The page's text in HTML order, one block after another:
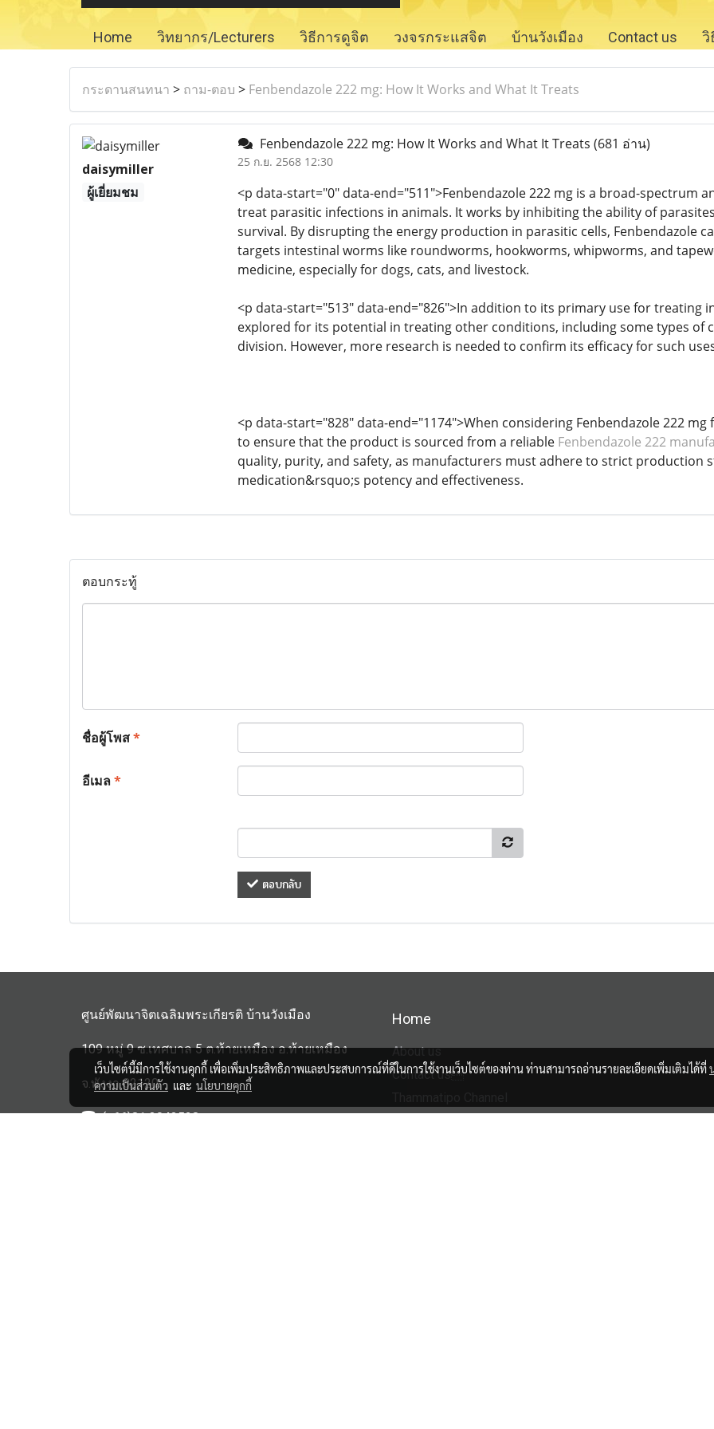
Home วิทยากร/Lecturers วิธีการดูจิต วงจรกระแสจิต บ้านวังเมือง Contact us วิ
กระดานสนทนา > ถาม-ตอบ > Fenbendazole 222 mg: How It Works and What It Treats
daisymiller
ผู้เยี่ยมชม
Fenbendazole 222 mg: How It Works and What It Treats (681 อ่าน)
25 ก.ย. 2568 12:30
<p data-start="0" data-end="511">Fenbendazole 222 mg is a broad-spectrum
treat parasitic infections in animals. It works by inhibiting the ability of
survival. By disrupting the energy production in parasitic cells, Fenbendazole
targets intestinal worms like roundworms, hookworms, whipworms, and
medicine, especially for dogs, cats, and livestock.
<p data-start="513" data-end="826">In addition to its primary use for treating
explored for its potential in treating other conditions, including some types of
division. However, more research is needed to confirm its efficacy for such
<p data-start="828" data-end="1174">When considering Fenbendazole 222
to ensure that the product is sourced from a reliable Fenbendazole 222
quality, purity, and safety, as manufacturers must adhere to strict production
medication&rsquo;s potency and effectiveness.
ตอบกระทู้
ชื่อผู้โพส*
อีเมล*
ตอบกลับ
ศูนย์พัฒนาจิตเฉลิมพระเกียรติ บ้านวังเมือง
109 หมู่ 9 ซ.เทศบาล 5 ต.ท้ายเหมือง อ.ท้ายเหมือง
จ.พังงา 82120
(+66)81 3043528
Home
About us
Contact us
เว็บไซต์นี้มีการใช้งานคุกกี้ เพื่อเพิ่มประสิทธิภาพและประสบการณ์ที่ดีในการใช้งานเว็บไซต์ของท่าน ท่านสามารถอ่านรายละเอียดเพิ่มเติมได้ที่
ความเป็นส่วนตัว และ นโยบายคุกกี้